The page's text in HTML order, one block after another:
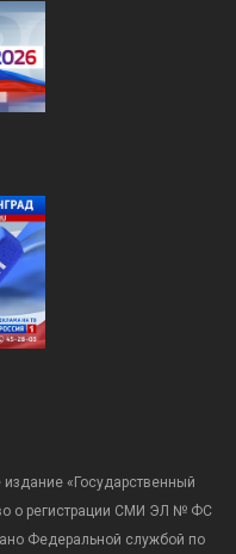
«Государственный
о регистрации СМИ ЭЛ № ФС
Федеральной службой по